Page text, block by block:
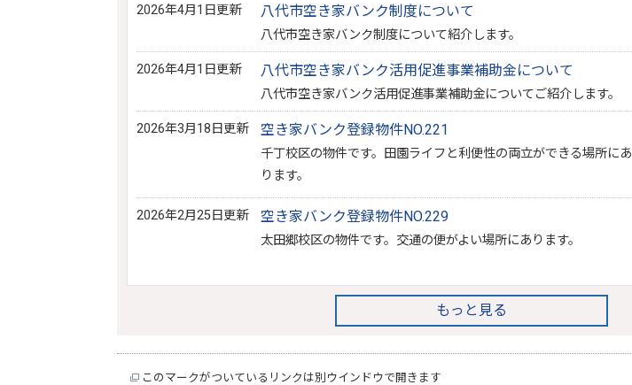
2026年4月1日更新 八代市空き家バンク制度について
八代市空き家バンク制度について紹介します。
2026年4月1日更新 八代市空き家バンク活用促進事業補助金について
八代市空き家バンク活用促進事業補助金についてご紹介します。
2026年3月18日更新 空き家バンク登録物件NO.221
千丁校区の物件です。田園ライフと利便性の両立ができる場所にあ
ります。
2026年2月25日更新 空き家バンク登録物件NO.229
太田郷校区の物件です。交通の便がよい場所にあります。
もっと見る
このマークがついているリンクは別ウインドウで開きます